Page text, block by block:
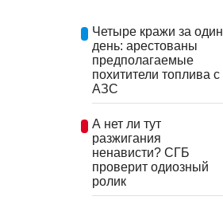
Четыре кражи за один
день: арестованы
предполагаемые
похитители топлива с
АЗС
А нет ли тут
разжигания
ненависти? СГБ
проверит одиозный
ролик